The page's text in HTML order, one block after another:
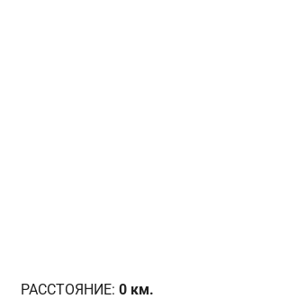
РАССТОЯНИЕ: 0 км.